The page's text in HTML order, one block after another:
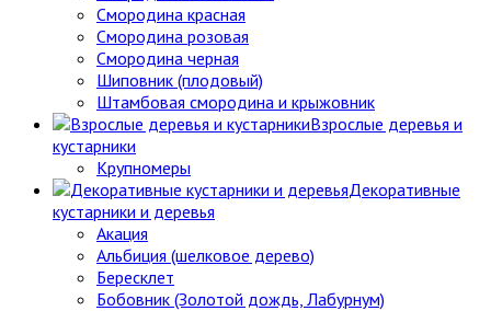
Смородина красная
Смородина розовая
Смородина черная
Шиповник (плодовый)
Штамбовая смородина и крыжовник
Взрослые деревья и
кустарники
Крупномеры
Декоративные
кустарники и деревья
Акация
Альбиция (шелковое дерево)
Бересклет
Бобовник (Золотой дождь, Лабурнум)